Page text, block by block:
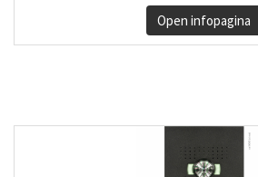
Open infopagina